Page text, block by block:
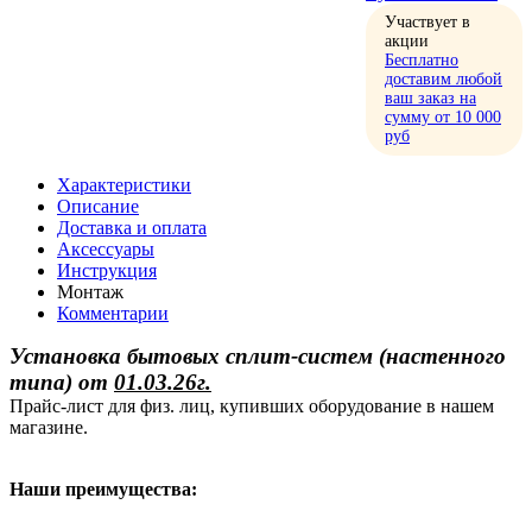
Участвует в
акции
Бесплатно
доставим любой
ваш заказ на
сумму от 10 000
руб
Характеристики
Описание
Доставка и оплата
Аксессуары
Инструкция
Монтаж
Комментарии
Установка бытовых сплит-систем (настенного
типа) от 01.03.26г.
Прайс-лист для физ. лиц, купивших оборудование в нашем
магазине.
Наши преимущества: